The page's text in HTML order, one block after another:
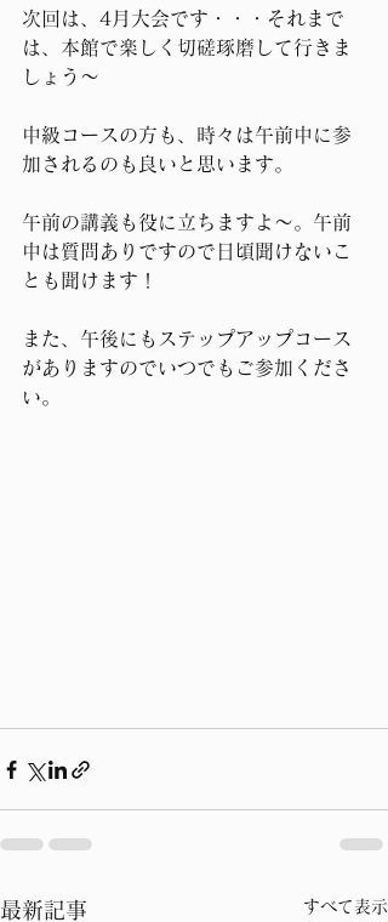
次回は、4月大会です・・・それまで
は、本館で楽しく切磋琢磨して行きま
しょう～
中級コースの方も、時々は午前中に参
加されるのも良いと思います。
午前の講義も役に立ちますよ～。午前
中は質問ありですので日頃聞けないこ
とも聞けます！
また、午後にもステップアップコース
がありますのでいつでもご参加くださ
い。
最新記事 すべて表示